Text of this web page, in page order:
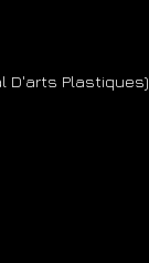
D'arts Plastiques)